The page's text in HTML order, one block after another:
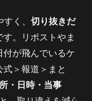
く、 切り抜きだ
す。リポストやま
付が飛んでいるケ
＞報道＞まと
・日時・当事